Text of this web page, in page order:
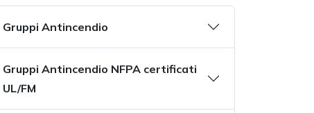
Gruppi Antincendio
Gruppi Antincendio NFPA certificati
UL/FM